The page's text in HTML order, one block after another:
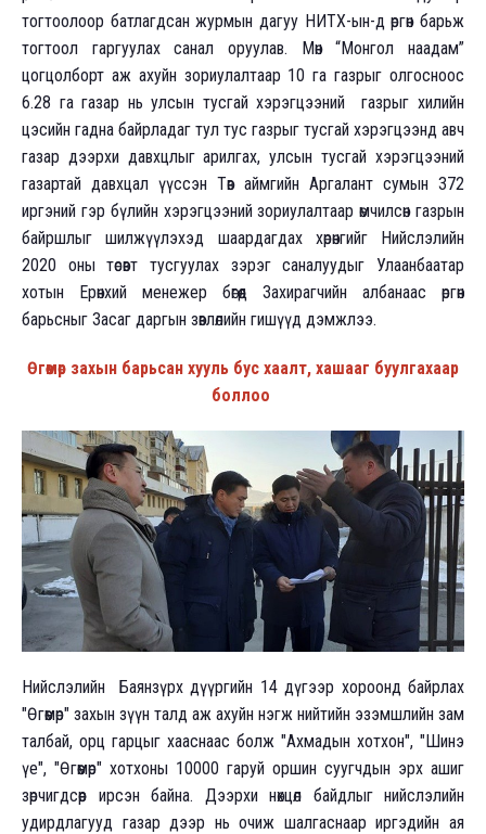
тогтоолоор батлагдсан журмын дагуу НИТХ-ын-д өргөн барьж
тогтоол гаргуулах санал оруулав. Мөн “Монгол наадам”
цогцолборт аж ахуйн зориулалтаар 10 га газрыг олгосноос
6.28 га газар нь улсын тусгай хэрэгцээний газрыг хилийн
цэсийн гадна байрладаг тул тус газрыг тусгай хэрэгцээнд авч
газар дээрхи давхцлыг арилгах, улсын тусгай хэрэгцээний
газартай давхцал үүссэн Төв аймгийн Аргалант сумын 372
иргэний гэр бүлийн хэрэгцээний зориулалтаар өмчилсөн газрын
байршлыг шилжүүлэхэд шаардагдах хөрөнгийг Нийслэлийн
2020 оны төсөвт тусгуулах зэрэг саналуудыг Улаанбаатар
хотын Ерөнхий менежер бөгөөд Захирагчийн албанаас өргөн
барьсныг Засаг даргын зөвлөлийн гишүүд дэмжлээ.
Өгөөмөр захын барьсан хууль бус хаалт, хашааг буулгахаар
боллоо
Нийслэлийн Баянзүрх дүүргийн 14 дүгээр хороонд байрлах
"Өгөөмөр" захын зүүн талд аж ахуйн нэгж нийтийн эзэмшлийн зам
талбай, орц гарцыг хааснаас болж "Ахмадын хотхон", "Шинэ
үе", "Өгөөмөр" хотхоны 10000 гаруй оршин суугчдын эрх ашиг
зөрчигдсөөр ирсэн байна. Дээрхи нөхцөл байдлыг нийслэлийн
удирдлагууд газар дээр нь очиж шалгаснаар иргэдийн ая